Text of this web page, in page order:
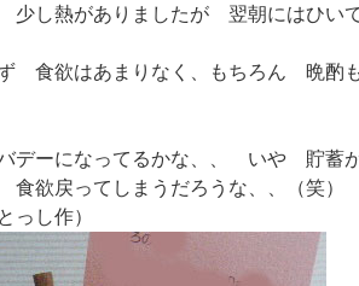
し熱がありましたが 翌朝にはひい
食欲はあまりなく、もちろん 晩酌
デーになってるかな、、 いや 貯蓄
欲戻ってしまうだろうな、、（笑）
っし作）